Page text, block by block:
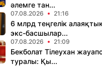
әлемге тан...
07.08.2026 21:16
6 млрд теңгелік
экс-басшылар...
07.08.2026 21:09
Бекболат Тілеухан
туралы: Қы...